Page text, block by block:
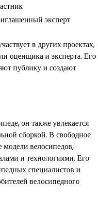
эксперт
в других проектах,
оценщика и эксперта. Его
публику и создают
он также увлекается
сборкой. В свободное
модели велосипедов,
и технологиями. Его
специалистов и
велосипедного